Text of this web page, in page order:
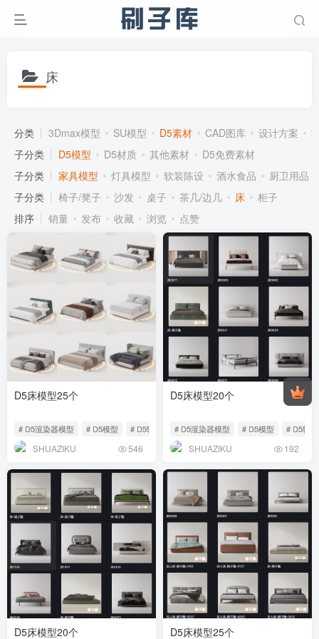
床
分类 3Dmax模型 SU模型 D5素材 CAD图库 设计方案
子分类
D5模型 D5材质 其他素材
D5免费素材
子分类
家具模型 灯具模型 软装陈设 酒水食品
厨卫用品
子分类
椅子/凳子 沙发 桌子 茶几/边几 床
柜子
排序
销量 发布 收藏 浏览 点赞
D5床模型25个
# D5渲染器模型 # D5模型 # D5软装家具
SHUAZIKU 546
D5床模型20个
# D5渲染器模型 # D5模型 # D5软
SHUAZIKU 192
D5床模型20个 D5床模型25个